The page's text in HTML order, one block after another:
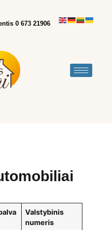
0 673 21906
Valstybinis
numeris